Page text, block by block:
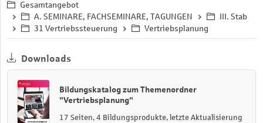
Gesamtangebot
A. SEMINARE, FACHSEMINARE, TAGUNGEN
III. Stab
31 Vertriebssteuerung
Vertriebsplanung
Downloads
Bildungskatalog zum Themenordner
"Vertriebsplanung"
17 Seiten, 4 Bildungsprodukte, letzte Aktualisierung